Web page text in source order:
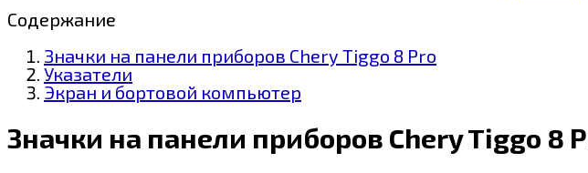
Содержание
Значки на панели приборов Chery Tiggo 8 Pro
Указатели
Экран и бортовой компьютер
Значки на панели приборов Chery Tiggo 8